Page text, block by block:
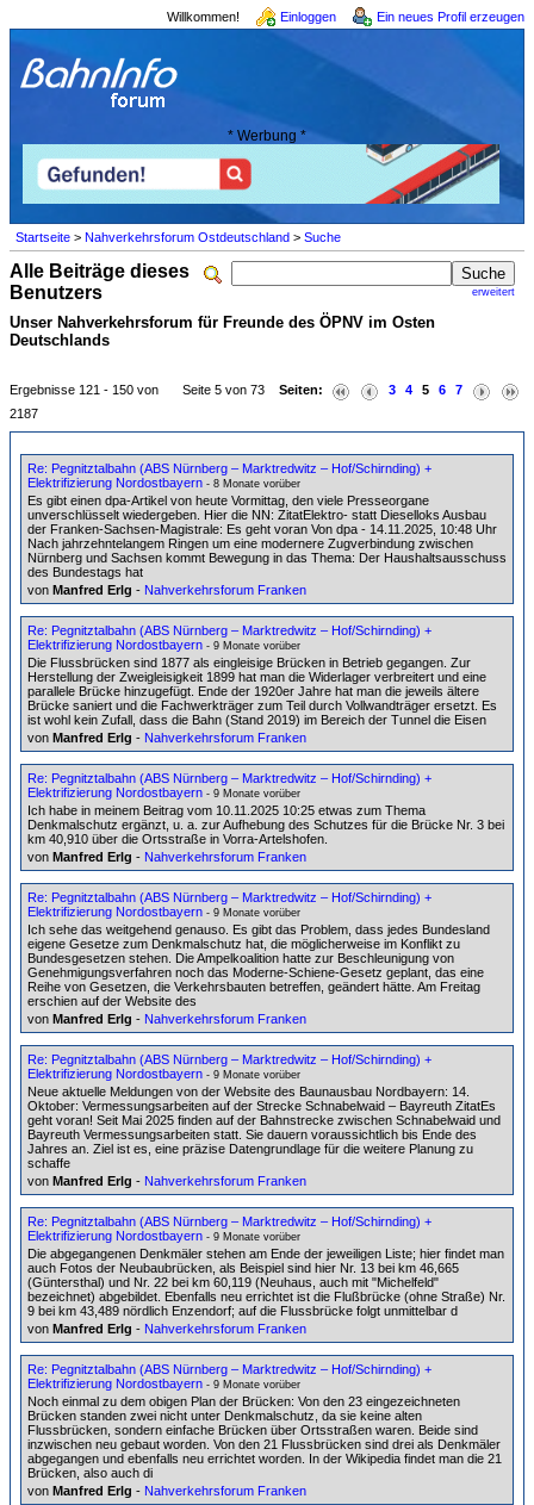
Willkommen! Einloggen Ein neues Profil erzeugen
* Werbung *
Startseite > Nahverkehrsforum Ostdeutschland > Suche
erweitert
Alle Beiträge dieses
Benutzers
Unser Nahverkehrsforum für Freunde des ÖPNV im Osten
Deutschlands
Seite 5 von 73 Seiten: 3 4 5 6 7
Ergebnisse 121 - 150 von
2187
Re: Pegnitztalbahn (ABS Nürnberg – Marktredwitz – Hof/Schirnding) +
Elektrifizierung Nordostbayern - 8 Monate vorüber
Es gibt einen dpa-Artikel von heute Vormittag, den viele Presseorgane
unverschlüsselt wiedergeben. Hier die NN: ZitatElektro- statt Dieselloks Ausbau
der Franken-Sachsen-Magistrale: Es geht voran Von dpa - 14.11.2025, 10:48 Uhr
Nach jahrzehntelangem Ringen um eine modernere Zugverbindung zwischen
Nürnberg und Sachsen kommt Bewegung in das Thema: Der Haushaltsausschuss
des Bundestags hat
von Manfred Erlg - Nahverkehrsforum Franken
Re: Pegnitztalbahn (ABS Nürnberg – Marktredwitz – Hof/Schirnding) +
Elektrifizierung Nordostbayern - 9 Monate vorüber
Die Flussbrücken sind 1877 als eingleisige Brücken in Betrieb gegangen. Zur
Herstellung der Zweigleisigkeit 1899 hat man die Widerlager verbreitert und eine
parallele Brücke hinzugefügt. Ende der 1920er Jahre hat man die jeweils ältere
Brücke saniert und die Fachwerkträger zum Teil durch Vollwandträger ersetzt. Es
ist wohl kein Zufall, dass die Bahn (Stand 2019) im Bereich der Tunnel die Eisen
von Manfred Erlg - Nahverkehrsforum Franken
Re: Pegnitztalbahn (ABS Nürnberg – Marktredwitz – Hof/Schirnding) +
Elektrifizierung Nordostbayern - 9 Monate vorüber
Ich habe in meinem Beitrag vom 10.11.2025 10:25 etwas zum Thema
Denkmalschutz ergänzt, u. a. zur Aufhebung des Schutzes für die Brücke Nr. 3 bei
km 40,910 über die Ortsstraße in Vorra-Artelshofen.
von Manfred Erlg - Nahverkehrsforum Franken
Re: Pegnitztalbahn (ABS Nürnberg – Marktredwitz – Hof/Schirnding) +
Elektrifizierung Nordostbayern - 9 Monate vorüber
Ich sehe das weitgehend genauso. Es gibt das Problem, dass jedes Bundesland
eigene Gesetze zum Denkmalschutz hat, die möglicherweise im Konflikt zu
Bundesgesetzen stehen. Die Ampelkoalition hatte zur Beschleunigung von
Genehmigungsverfahren noch das Moderne-Schiene-Gesetz geplant, das eine
Reihe von Gesetzen, die Verkehrsbauten betreffen, geändert hätte. Am Freitag
erschien auf der Website des
von Manfred Erlg - Nahverkehrsforum Franken
Re: Pegnitztalbahn (ABS Nürnberg – Marktredwitz – Hof/Schirnding) +
Elektrifizierung Nordostbayern - 9 Monate vorüber
Neue aktuelle Meldungen von der Website des Baunausbau Nordbayern: 14.
Oktober: Vermessungsarbeiten auf der Strecke Schnabelwaid – Bayreuth ZitatEs
geht voran! Seit Mai 2025 finden auf der Bahnstrecke zwischen Schnabelwaid und
Bayreuth Vermessungsarbeiten statt. Sie dauern voraussichtlich bis Ende des
Jahres an. Ziel ist es, eine präzise Datengrundlage für die weitere Planung zu
schaffe
von Manfred Erlg - Nahverkehrsforum Franken
Re: Pegnitztalbahn (ABS Nürnberg – Marktredwitz – Hof/Schirnding) +
Elektrifizierung Nordostbayern - 9 Monate vorüber
Die abgegangenen Denkmäler stehen am Ende der jeweiligen Liste; hier findet man
auch Fotos der Neubaubrücken, als Beispiel sind hier Nr. 13 bei km 46,665
(Güntersthal) und Nr. 22 bei km 60,119 (Neuhaus, auch mit "Michelfeld"
bezeichnet) abgebildet. Ebenfalls neu errichtet ist die Flußbrücke (ohne Straße) Nr.
9 bei km 43,489 nördlich Enzendorf; auf die Flussbrücke folgt unmittelbar d
von Manfred Erlg - Nahverkehrsforum Franken
Re: Pegnitztalbahn (ABS Nürnberg – Marktredwitz – Hof/Schirnding) +
Elektrifizierung Nordostbayern - 9 Monate vorüber
Noch einmal zu dem obigen Plan der Brücken: Von den 23 eingezeichneten
Brücken standen zwei nicht unter Denkmalschutz, da sie keine alten
Flussbrücken, sondern einfache Brücken über Ortsstraßen waren. Beide sind
inzwischen neu gebaut worden. Von den 21 Flussbrücken sind drei als Denkmäler
abgegangen und ebenfalls neu errichtet worden. In der Wikipedia findet man die 21
Brücken, also auch di
von Manfred Erlg - Nahverkehrsforum Franken